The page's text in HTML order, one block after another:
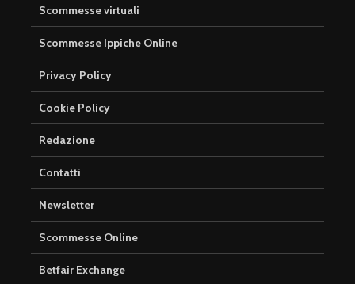
Scommesse virtuali
Scommesse Ippiche Online
Privacy Policy
Cookie Policy
Redazione
Contatti
Newsletter
Scommesse Online
Betfair Exchange